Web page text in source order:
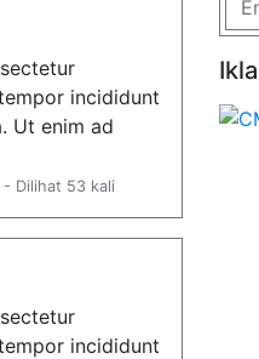
incididunt
Ut enim ad
- Dilihat 53 kali
incididunt